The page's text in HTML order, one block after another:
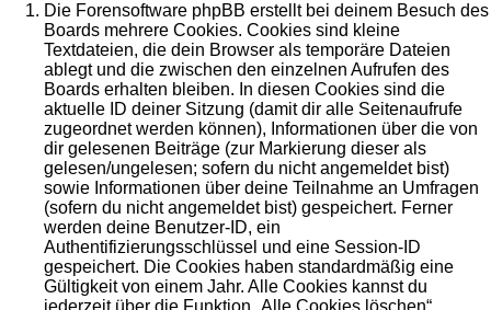
Die Forensoftware phpBB erstellt bei deinem Besuch des
Boards mehrere Cookies. Cookies sind kleine
Textdateien, die dein Browser als temporäre Dateien
ablegt und die zwischen den einzelnen Aufrufen des
Boards erhalten bleiben. In diesen Cookies sind die
aktuelle ID deiner Sitzung (damit dir alle Seitenaufrufe
zugeordnet werden können), Informationen über die von
dir gelesenen Beiträge (zur Markierung dieser als
gelesen/ungelesen; sofern du nicht angemeldet bist)
sowie Informationen über deine Teilnahme an Umfragen
(sofern du nicht angemeldet bist) gespeichert. Ferner
werden deine Benutzer-ID, ein
Authentifizierungsschlüssel und eine Session-ID
gespeichert. Die Cookies haben standardmäßig eine
Gültigkeit von einem Jahr. Alle Cookies kannst du
jederzeit über die Funktion „Alle Cookies löschen“